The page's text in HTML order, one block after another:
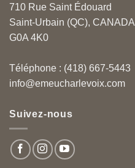
710 Rue Saint Édouard
Saint-Urbain (QC), CANADA
G0A 4K0
Téléphone : (418) 667-5443
info@emeucharlevoix.com
Suivez-nous